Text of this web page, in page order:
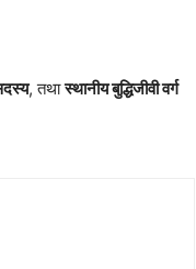
, तथास्थानीय बुद्धिजीवी वर्ग